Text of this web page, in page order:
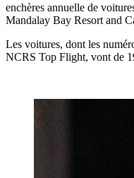
enchères annuelle de
Mandalay Bay Resort and
Les voitures, dont les
NCRS Top Flight, vont de